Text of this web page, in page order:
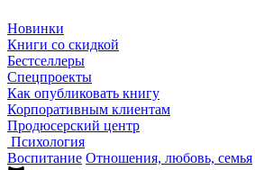
Новинки
Книги со скидкой
Бестселлеры
Спецпроекты
Как опубликовать книгу
Корпоративным клиентам
Продюсерский центр
Психология
Воспитание Отношения, любовь, семья